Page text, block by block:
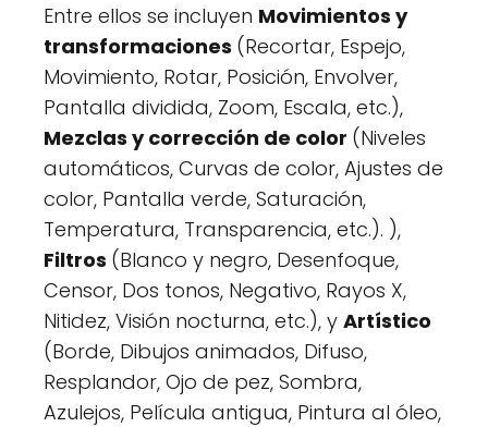
Entre ellos se incluyen Movimientos y
transformaciones (Recortar, Espejo,
Movimiento, Rotar, Posición, Envolver,
Pantalla dividida, Zoom, Escala, etc.),
Mezclas y corrección de color (Niveles
automáticos, Curvas de color, Ajustes de
color, Pantalla verde, Saturación,
Temperatura, Transparencia, etc.). ),
Filtros (Blanco y negro, Desenfoque,
Censor, Dos tonos, Negativo, Rayos X,
Nitidez, Visión nocturna, etc.), y Artístico
(Borde, Dibujos animados, Difuso,
Resplandor, Ojo de pez, Sombra,
Azulejos, Película antigua, Pintura al óleo,